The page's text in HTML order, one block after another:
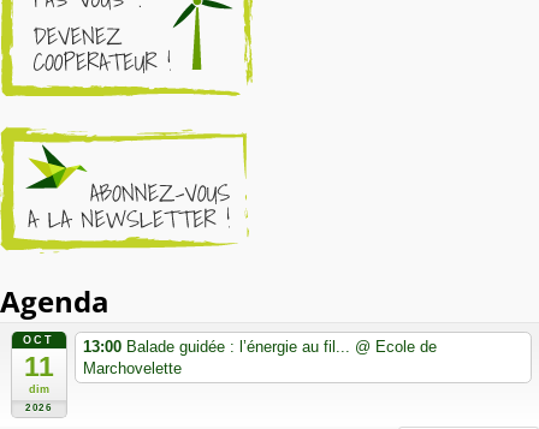
Agenda
OCT
11
dim
2026
13:00 Balade guidée : l’énergie au fil... @ Ecole de
Marchovelette